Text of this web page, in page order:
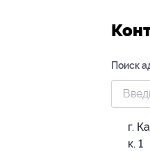
Поиск
г.
к. 1